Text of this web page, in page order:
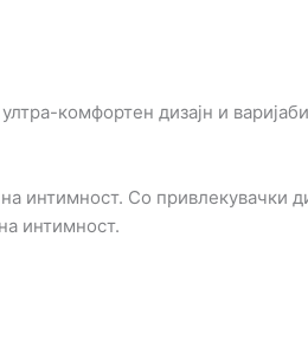
комфортен дизајн и
интимност. Со привлекувачки
интимност.